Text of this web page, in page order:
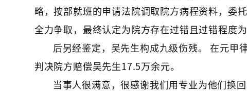
略，按部就班的申请法院调取院方病程资料，委
全力争取，最终认定为院方存在过错且过错程度为
后另经鉴定，吴先生构成九级伤残。 在元甲
判决院方赔偿吴先生17.5万余元。
当事人很满意，很感谢我们用专业为他们换回